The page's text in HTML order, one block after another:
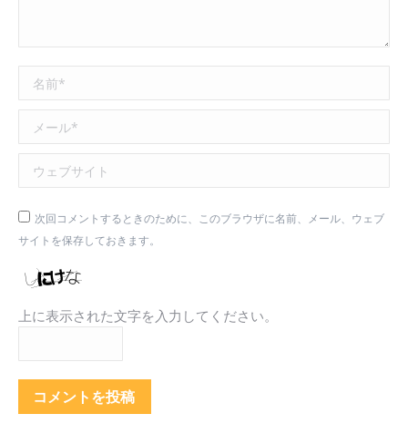
名前 *
メール *
ウェブサイト
次回コメントするときのために、このブラウザに名前、メール、ウェブ
サイトを保存しておきます。
上に表示された文字を入力してください。
コメントを投稿